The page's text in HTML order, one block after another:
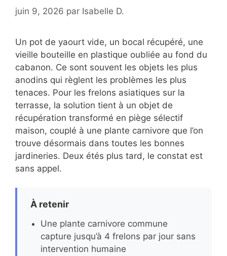
juin 9, 2026 par Isabelle D.
Un pot de yaourt vide, un bocal récupéré, une
vieille bouteille en plastique oubliée au fond du
cabanon. Ce sont souvent les objets les plus
anodins qui règlent les problèmes les plus
tenaces. Pour les frelons asiatiques sur la
terrasse, la solution tient à un objet de
récupération transformé en piège sélectif
maison, couplé à une plante carnivore que l’on
trouve désormais dans toutes les bonnes
jardineries. Deux étés plus tard, le constat est
sans appel.
À retenir
Une plante carnivore commune
capture jusqu’à 4 frelons par jour sans
intervention humaine